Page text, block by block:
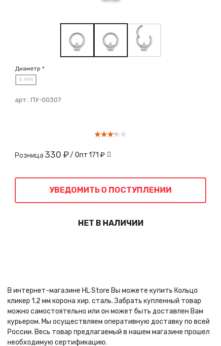
Диаметр *
8 ММ
арт.: ПУ-00307
Розница 330 ₽/ Опт171 ₽
УВЕДОМИТЬ О ПОСТУПЛЕНИИ
НЕТ В НАЛИЧИИ
В интернет-магазине HL Store Вы можете купить Кольцо
кликер 1.2 мм корона хир. сталь. Забрать купленный товар
можно самостоятельно или он может быть доставлен Вам
курьером. Мы осуществляем оперативную доставку по всей
России. Весь товар предлагаемый в нашем магазине прошел
необходимую сертификацию.